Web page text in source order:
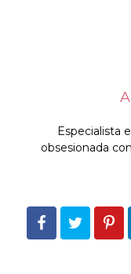
Especialista
obsesionada